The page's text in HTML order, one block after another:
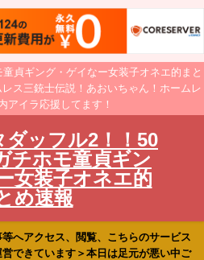
貞ギング・ゲイなー女装子オネエ的まと
ス三銃士伝説！あおいちゃん！ホームレ
アイラ応援してます！
ダッフル2！！50
チホモ童貞ギン
女装子オネエ的
め速報
へアクセス、閲覧、こちらのサービス
できています＞本日は足元が悪い中ご